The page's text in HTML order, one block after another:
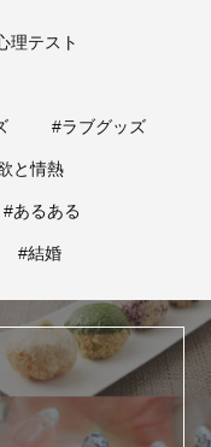
理テスト
#ラブグッズ
と情熱
#あるある
#結婚